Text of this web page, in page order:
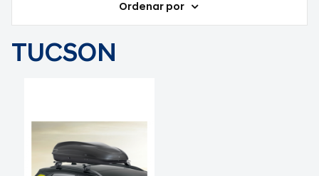
Ordenar por
TUCSON